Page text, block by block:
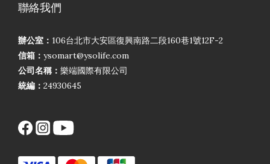
聯絡我們
辦公室： 106台北市大安區復興南路二段160巷1號12F-2
信箱： ysomart@ysolife.com
公司名稱： 樂端國際有限公司
統編： 24930645